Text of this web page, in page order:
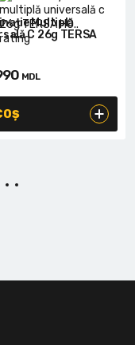
Multiplă
C 26g TERSA
MDL